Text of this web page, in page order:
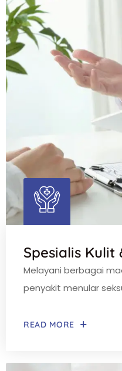
Spesialis Kulit
Melayani berbagai
penyakit menular
READ MORE